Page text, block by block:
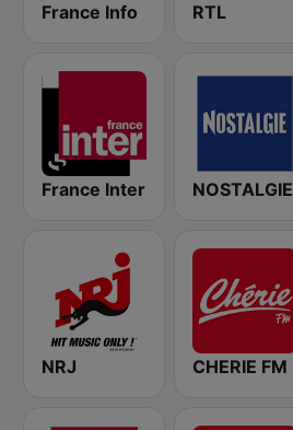
France Info RTL
France Inter NOSTALGIE
NRJ CHERIE FM